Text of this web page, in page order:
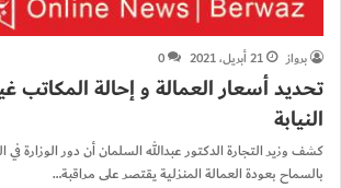
برواز
21 أبريل، 2021 0
تحديد أسعار العمالة و إحالة المكاتب
النيابة
كشف وزير التجارة الدكتور عبدالله السلمان أن دور الوزارة في
بالسماح بعودة العمالة المنزلية يقتصر على مراقبة…